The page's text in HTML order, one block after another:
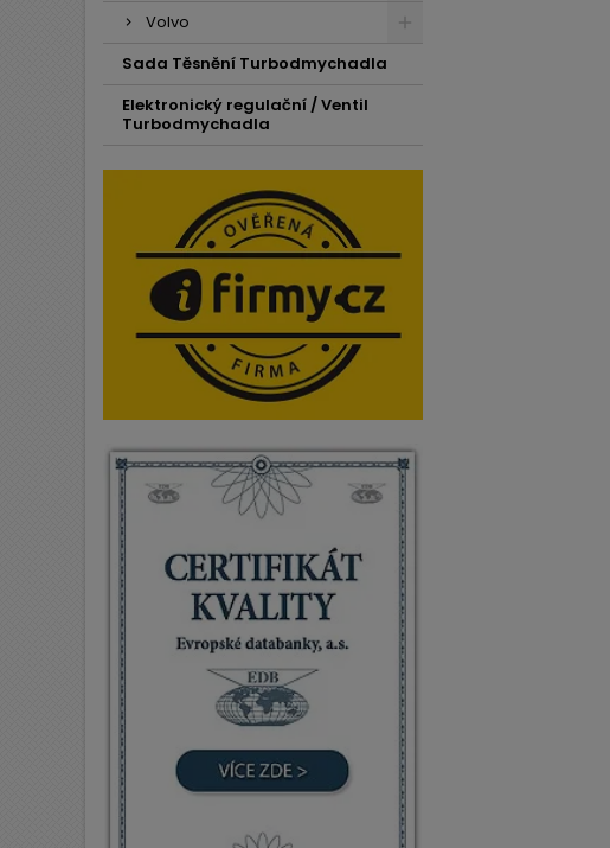
Volvo
Sada Těsnění Turbodmychadla
Elektronický regulační / Ventil
Turbodmychadla